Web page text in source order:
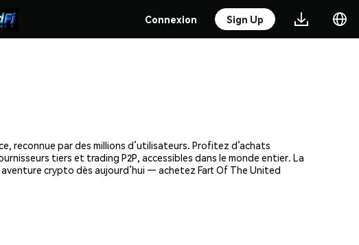
Connexion Sign Up
reconnue par des millions d’utilisateurs. Profitez d’achats
tiers et trading P2P, accessibles dans le monde entier. La
crypto dès aujourd’hui — achetez Fart Of The United